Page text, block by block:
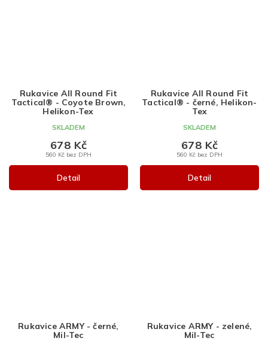
Rukavice All Round Fit
Tactical® - Coyote Brown,
Helikon-Tex
SKLADEM
560 Kč bez DPH
678 Kč
Detail
Rukavice All Round Fit
Tactical® - černé, Helikon-
Tex
SKLADEM
560 Kč bez DPH
678 Kč
Detail
Rukavice ARMY - černé,
Mil-Tec
Rukavice ARMY - zelené,
Mil-Tec